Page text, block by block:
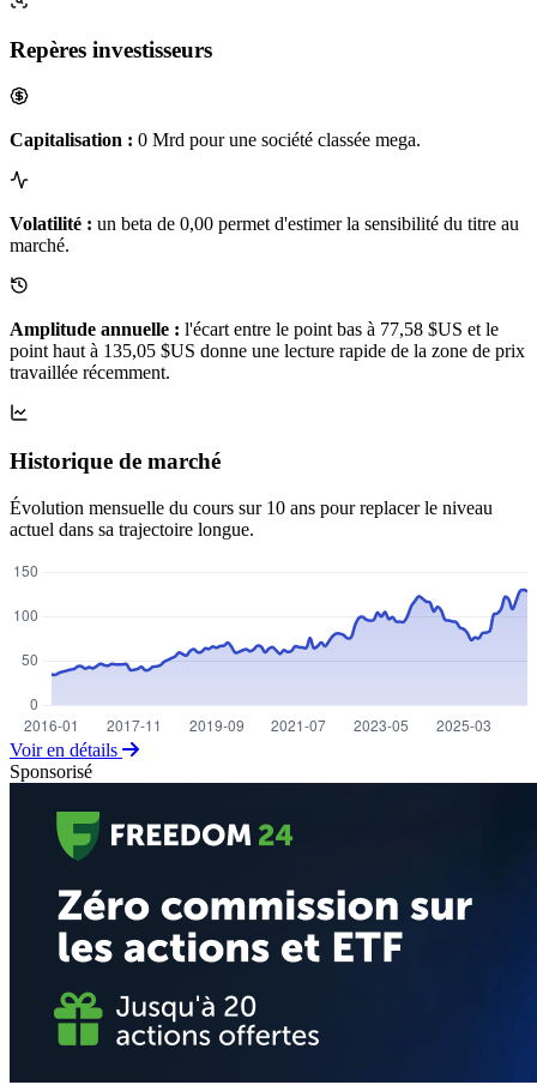
Repères investisseurs
Capitalisation : 0 Mrd pour une société classée mega.
Volatilité : un beta de 0,00 permet d'estimer la sensibilité du titre au
marché.
Amplitude annuelle : l'écart entre le point bas à 77,58 $US et le
point haut à 135,05 $US donne une lecture rapide de la zone de prix
travaillée récemment.
Historique de marché
Évolution mensuelle du cours sur 10 ans pour replacer le niveau
actuel dans sa trajectoire longue.
Voir en détails
Sponsorisé